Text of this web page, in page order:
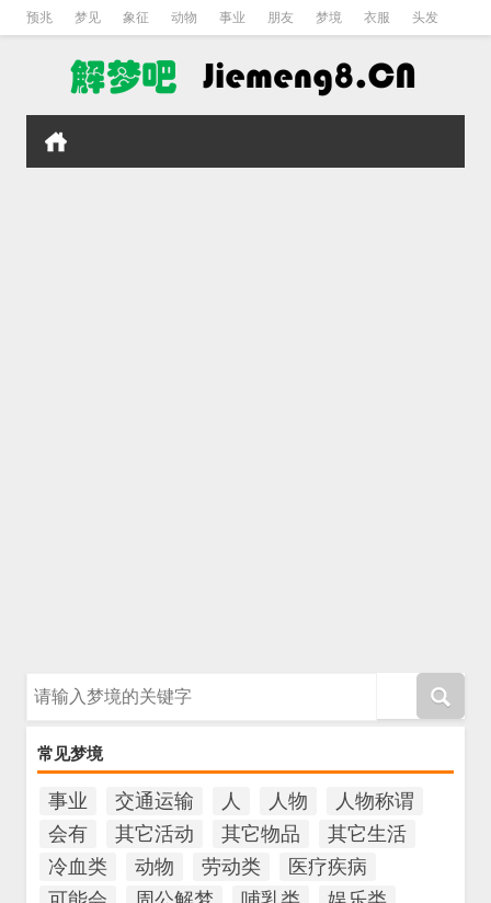
预兆 梦见 象征 动物 事业 朋友 梦境 衣服 头发
常见梦境
事业 交通运输 人 人物
人物称谓
会有
其它活动 其它物品
其它生活
冷血类
动物 劳动类
医疗疾病